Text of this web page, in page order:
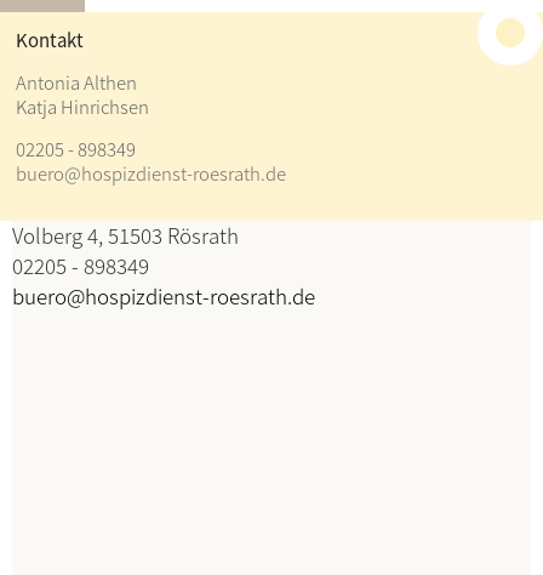
Kontakt
Antonia Althen
Katja Hinrichsen
02205 - 898349
buero@hospizdienst-roesrath.de
Kontakt
Antonia Althen
Katja Hinrichsen
Volberg 4, 51503 Rösrath
02205 - 898349
buero@hospizdienst-roesrath.de
≡